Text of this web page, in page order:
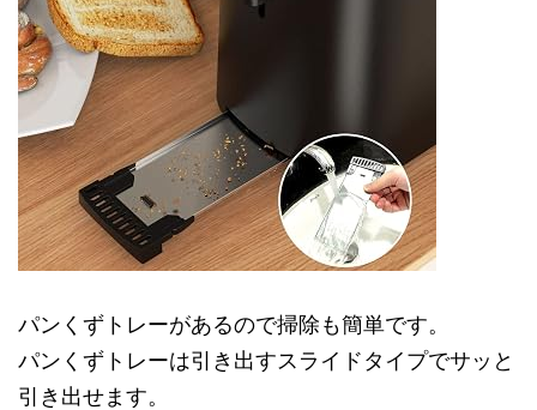
パンくずトレーがあるので掃除も簡単です。
パンくずトレーは引き出すスライドタイプでサッと
引き出せます。